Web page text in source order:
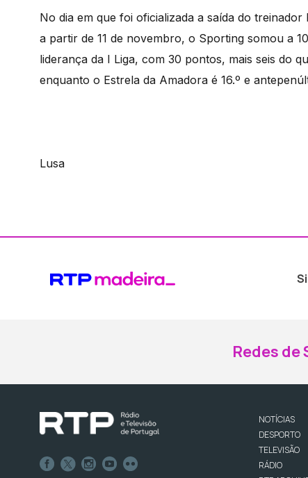
No dia em que foi oficializada a saída do
a partir de 11 de novembro, o Sporting somou a
liderança da I Liga, com 30 pontos, mais seis do
enquanto o Estrela da Amadora é 16.º e
Lusa
Redes
NOTÍCIAS
DESPORTO
TELEVISÃO
RÁDIO